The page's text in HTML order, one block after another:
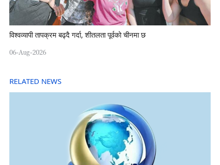
विश्वव्यापी तापक्रम बढ्दै गर्दा, शीतलता पूर्वको चीनमा छ
06-Aug-2026
RELATED NEWS